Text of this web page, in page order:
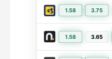
1.58 3.75
1.58 3.65